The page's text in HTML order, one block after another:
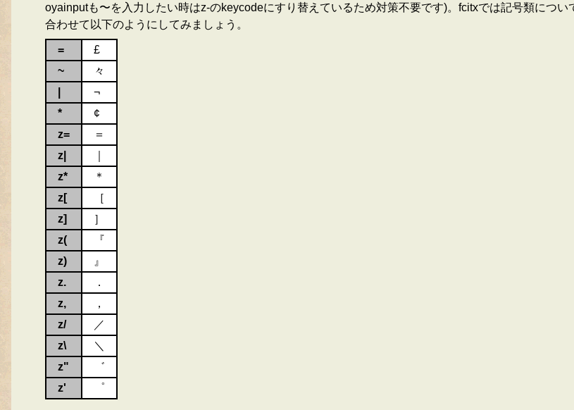
oyainputも〜を入力したい時はz-のkeycodeにすり替えているため対策不要です)。fcitxでは記号類につ
合わせて以下のようにしてみましょう。
=
£
~
々
¬
*
¢
z=
＝
z|
z*
＊
z[
［
z]
］
z(
『
z)
』
z.
．
z,
，
z/
／
z\
＼
z"
゛
z'
゜